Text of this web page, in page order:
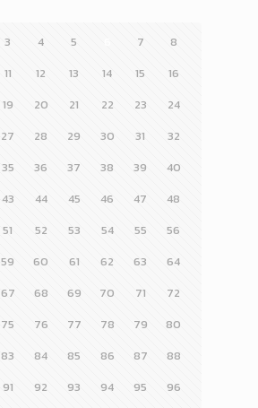
3 4 5 7
8
11 12 13 14 15
16
19 20 21 22 23
24
27 28 29 30 31
32
35 36 37 38 39
40
43 44 45 46 47
48
51 52 53 54 55
56
59 60 61 62 63
64
67 68 69 70 71
72
75 76 77 78 79
80
83 84 85 86 87
88
91 92 93 94 95
96